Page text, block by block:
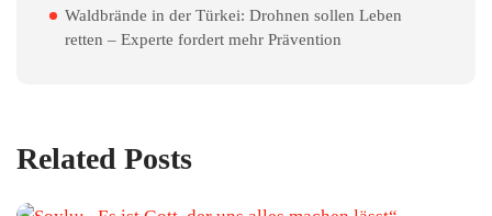
Waldbrände in der Türkei: Drohnen sollen Leben
retten – Experte fordert mehr Prävention
Related Posts